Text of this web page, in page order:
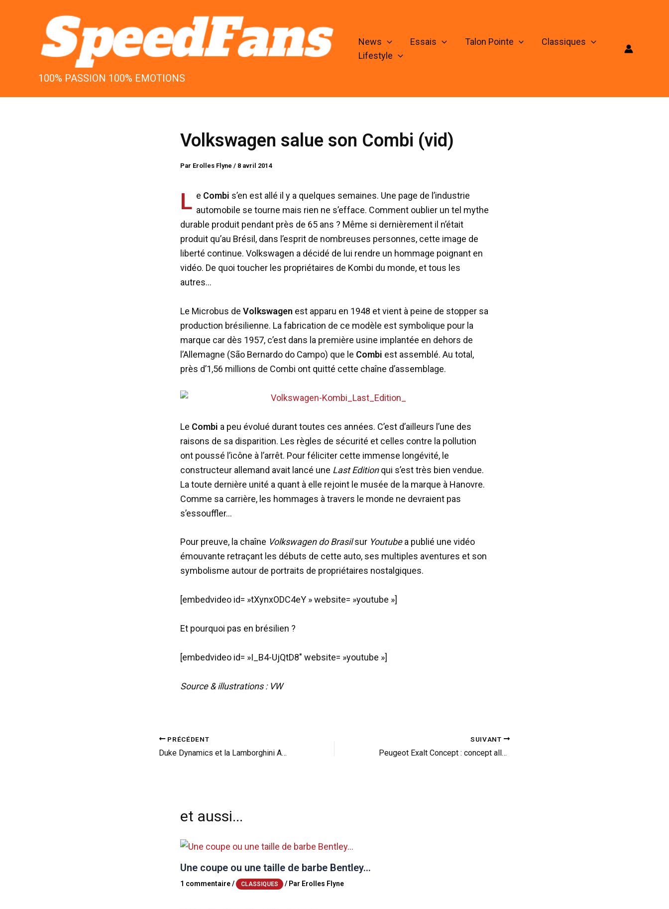
100% PASSION 100% EMOTIONS
News Essais Talon Pointe
Classiques
Lifestyle
Volkswagen salue son Combi (vid)
Par Erolles Flyne / 8 avril 2014
L e Combi s’en est allé il y a quelques semaines. Une page de l’industrie
automobile se tourne mais rien ne s’efface. Comment oublier un tel mythe
durable produit pendant près de 65 ans ? Même si dernièrement il n’était
produit qu’au Brésil, dans l’esprit de nombreuses personnes, cette image de
liberté continue. Volkswagen a décidé de lui rendre un hommage poignant en
vidéo. De quoi toucher les propriétaires de Kombi du monde, et tous les
autres…
Le Microbus de Volkswagen est apparu en 1948 et vient à peine de stopper sa
production brésilienne. La fabrication de ce modèle est symbolique pour la
marque car dès 1957, c’est dans la première usine implantée en dehors de
l’Allemagne (São Bernardo do Campo) que le Combi est assemblé. Au total,
près d’1,56 millions de Combi ont quitté cette chaîne d’assemblage.
Le Combi a peu évolué durant toutes ces années. C’est d’ailleurs l’une des
raisons de sa disparition. Les règles de sécurité et celles contre la pollution
ont poussé l’icône à l’arrêt. Pour féliciter cette immense longévité, le
constructeur allemand avait lancé une Last Editionqui s’est très bien vendue.
La toute dernière unité a quant à elle rejoint le musée de la marque à Hanovre.
Comme sa carrière, les hommages à travers le monde ne devraient pas
s’essouffler…
Pour preuve, la chaîne Volkswagen do Brasilsur Youtubea publié une vidéo
émouvante retraçant les débuts de cette auto, ses multiples aventures et son
symbolisme autour de portraits de propriétaires nostalgiques.
[embedvideo id= »tXynxODC4eY » website= »youtube »]
Et pourquoi pas en brésilien ?
[embedvideo id= »I_B4-UjQtD8″ website= »youtube »]
Source & illustrations : VW
PRÉCÉDENT
Duke Dynamics et la Lamborghini Aventador Qualo
SUIVANT
Peugeot Exalt Concept : concept alléchant
et aussi...
Une coupe ou une taille de barbe Bentley…
1 commentaire/ CLASSIQUES / Par Erolles Flyne